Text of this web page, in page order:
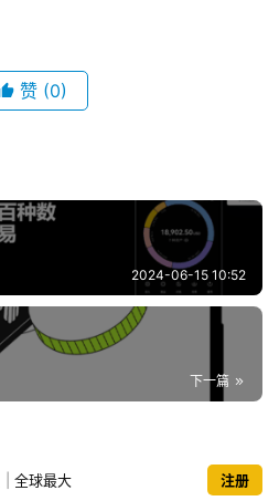
赞 (0)
2024-06-15 10:52
下一篇
全球最大 注册